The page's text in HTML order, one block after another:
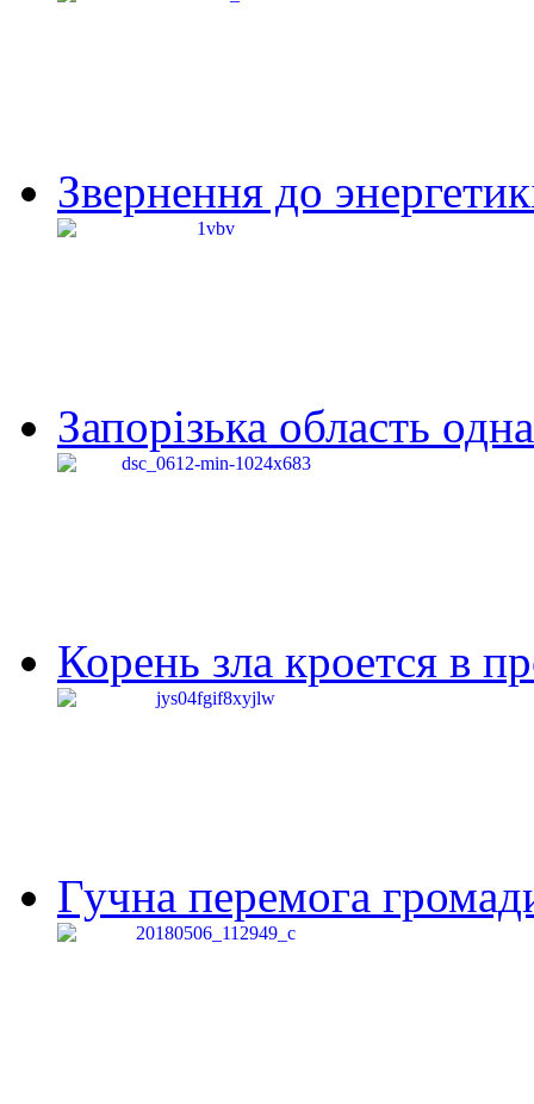
Звернення до
Запорізька область
Корень зла кроется в
Гучна перемога